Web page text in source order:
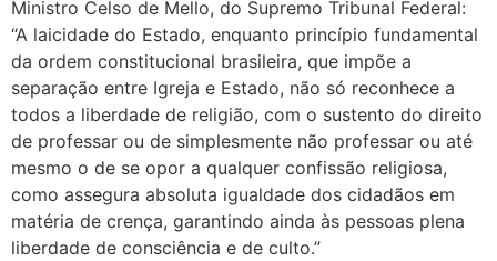
Ministro Celso de Mello, do Supremo Tribunal Federal:
“A laicidade do Estado, enquanto princípio fundamental
da ordem constitucional brasileira, que impõe a
separação entre Igreja e Estado, não só reconhece a
todos a liberdade de religião, com o sustento do direito
de professar ou de simplesmente não professar ou até
mesmo o de se opor a qualquer confissão religiosa,
como assegura absoluta igualdade dos cidadãos em
matéria de crença, garantindo ainda às pessoas plena
liberdade de consciência e de culto.”